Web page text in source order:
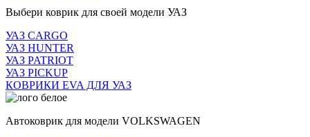
Выбери коврик для своей модели УАЗ
УАЗ CARGO
УАЗ HUNTER
УАЗ PATRIOT
УАЗ PICKUP
КОВРИКИ EVA ДЛЯ УАЗ
Автоковрик для модели VOLKSWAGEN